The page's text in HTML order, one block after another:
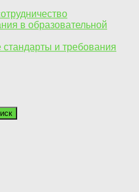
в образовательной
и требования